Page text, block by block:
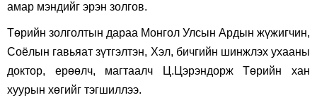
амар мэндийг эрэн золгов.
Төрийн золголтын дараа Монгол Улсын Ардын жүжигчин,
Соёлын гавьяат зүтгэлтэн, Хэл, бичгийн шинжлэх ухааны
доктор, ерөөлч, магтаалч Ц.Цэрэндорж Төрийн хан
хуурын хөгийг тэгшиллээ.